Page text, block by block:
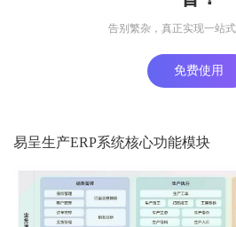
告别繁杂，真正实现一站式
免费使用
易呈生产ERP系统核心功能模块